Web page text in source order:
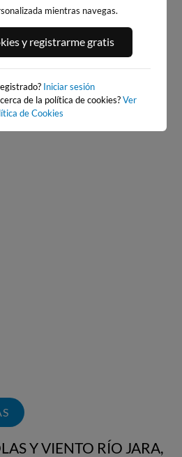
PLAYA DEL CURA,
TORREVIEJA
490km · Torrevieja
0.1 m CHOPI
Y VIENTO RÍO JARA,
mientras navegas.
y registrarme gratis
Iniciar sesión
de la política de cookies?Ver
de Cookies